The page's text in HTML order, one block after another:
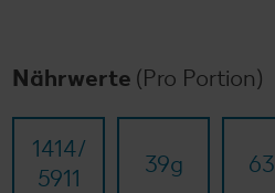
Nährwerte (Pro Portion)
1414/​
5911
39g 63